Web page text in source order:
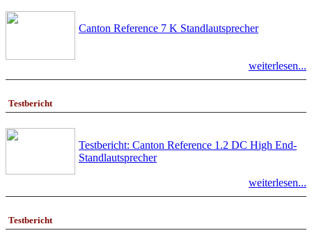
Canton Reference 7 K Standlautsprecher
weiterlesen...
Testbericht
Testbericht: Canton Reference 1.2 DC High End-
Standlautsprecher
weiterlesen...
Testbericht